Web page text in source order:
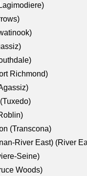
Richmond)
(Transcona)
River East) (River
Seine)
Woods)